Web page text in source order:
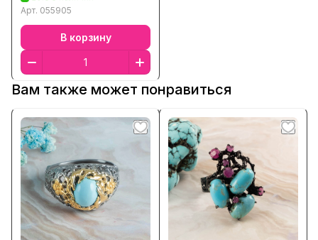
Арт. 055905
В корзину
Вам также может понравиться